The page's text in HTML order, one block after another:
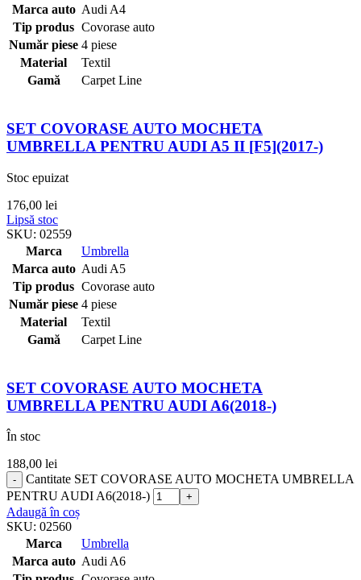
Marca auto Audi A4
Tip produs Covorase auto
Număr piese 4 piese
Material
Textil
Gamă
Carpet Line
SET COVORASE AUTO MOCHETA
UMBRELLA PENTRU AUDI A5 II [F5](2017-)
Stoc epuizat
176,00 lei
Lipsă stoc
SKU: 02559
Marca
Umbrella
Marca auto Audi A5
Tip produs Covorase auto
Număr piese 4 piese
Material
Textil
Gamă
Carpet Line
SET COVORASE AUTO MOCHETA
UMBRELLA PENTRU AUDI A6(2018-)
În stoc
188,00 lei
Cantitate SET COVORASE AUTO MOCHETA UMBRELLA
PENTRU AUDI A6(2018-)
Adaugă în coș
SKU: 02560
Marca
Umbrella
Marca auto Audi A6